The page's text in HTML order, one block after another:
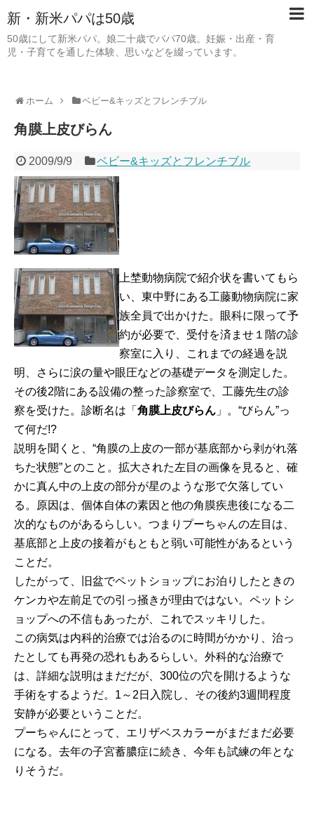
新・新米パパは50歳
50歳にして新米パパ。娘二十歳でパパ70歳。妊娠・出産・育
児・子育てを通した体験、思いなどを綴っています。
ホーム ベビー&キッズとフレンチブル
角膜上皮びらん
2009/9/9 ベビー&キッズとフレンチブル
上埜動物病院で紹介状を書いてもら
い、東中野にある工藤動物病院に家
族全員で出かけた。眼科に限って予
約が必要で、受付を済ませ１階の診
察室に入り、これまでの経過を説
明、さらに涙の量や眼圧などの基礎データを測定した。
その後2階にある設備の整った診察室で、工藤先生の診
察を受けた。診断名は「 角膜上皮びらん 」。“びらん”っ
て何だ!?
説明を聞くと、“角膜の上皮の一部が基底部から剥がれ落
ちた状態”とのこと。拡大された左目の画像を見ると、確
かに真ん中の上皮の部分が星のような形で欠落してい
る。原因は、個体自体の素因と他の角膜疾患後になる二
次的なものがあるらしい。つまりプーちゃんの左目は、
基底部と上皮の接着がもともと弱い可能性があるという
ことだ。
したがって、旧盆でペットショップにお泊りしたときの
ケンカや左前足での引っ掻きが理由ではない。ペットシ
ョップへの不信もあったが、これでスッキリした。
この病気は内科的治療では治るのに時間がかかり、治っ
たとしても再発の恐れもあるらしい。外科的な治療で
は、詳細な説明はまだだが、300位の穴を開けるような
手術をするようだ。1～2日入院し、その後約3週間程度
安静が必要ということだ。
プーちゃんにとって、エリザベスカラーがまだまだ必要
になる。去年の子宮蓄膿症に続き、今年も試練の年とな
りそうだ。